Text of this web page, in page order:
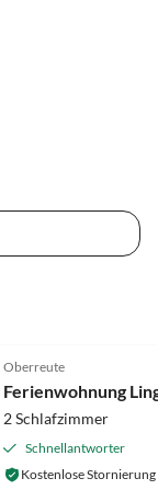
Oberreute
Ferienwohnung
2 Schlafzimmer
Schnellantworter
Kostenlose Stornierung